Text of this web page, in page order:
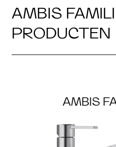
AMBIS
PRODUCTEN
AMBIS